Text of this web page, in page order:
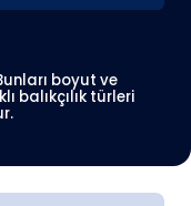
boyut ve
balıkçılık türleri